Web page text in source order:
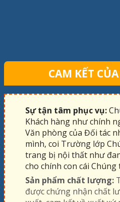
CAM KẾT
Sự tận tâm phục vụ:
Khách hàng như chính
Văn phòng của Đối tác
mình, coi Trường lớp
trang bị nội thất như
cho chính con cái Chúng
Sản phẩm chất lượng:
được chứng nhận chất